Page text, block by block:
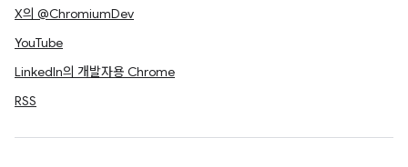
X의 @ChromiumDev
YouTube
LinkedIn의 개발자용 Chrome
RSS